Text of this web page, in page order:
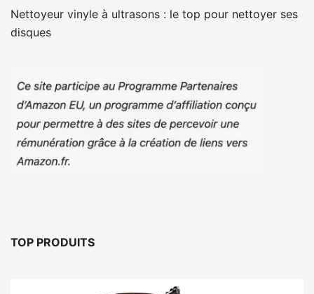
Nettoyeur vinyle à ultrasons : le top pour nettoyer ses
disques
TOP PRODUITS